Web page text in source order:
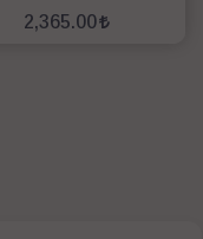
2,365.00